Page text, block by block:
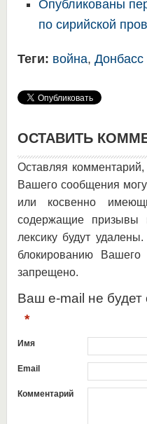
Опубликованы
по сирийской
Теги: война, Донбасс
ОСТАВИТЬ
Оставляя
Вашего сообщения
или косвенно
содержащие призывы
лексику будут
блокированию
запрещено.
Ваш e-mail не будет
*
Имя
Email
Комментарий